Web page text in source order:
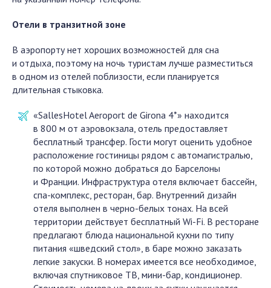
Отели в транзитной зоне
В аэропорту нет хороших возможностей для сна
и отдыха, поэтому на ночь туристам лучше разместиться
в одном из отелей поблизости, если планируется
длительная стыковка.
«SallesHotel Aeroport de Girona 4*» находится
в 800 м от аэровокзала, отель предоставляет
бесплатный трансфер. Гости могут оценить удобное
расположение гостиницы рядом с автомагистралью,
по которой можно добраться до Барселоны
и Франции. Инфраструктура отеля включает бассейн,
спа-комплекс, ресторан, бар. Внутренний дизайн
отеля выполнен в черно-белых тонах. На всей
территории действует бесплатный Wi-Fi. В ресторане
предлагают блюда национальной кухни по типу
питания «шведский стол», в баре можно заказать
легкие закуски. В номерах имеется все необходимое,
включая спутниковое ТВ, мини-бар, кондиционер.